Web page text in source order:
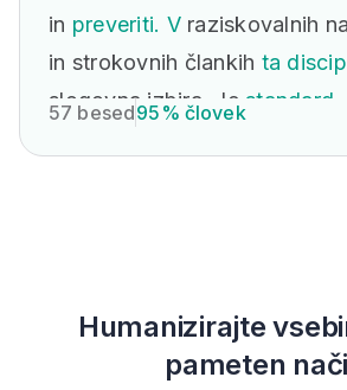
in preveriti. Vraziskovalnih
in strokovnih člankih ta
slogovna izbira. Je standard.
57 besed95% človek
Humanizirajte
pameten